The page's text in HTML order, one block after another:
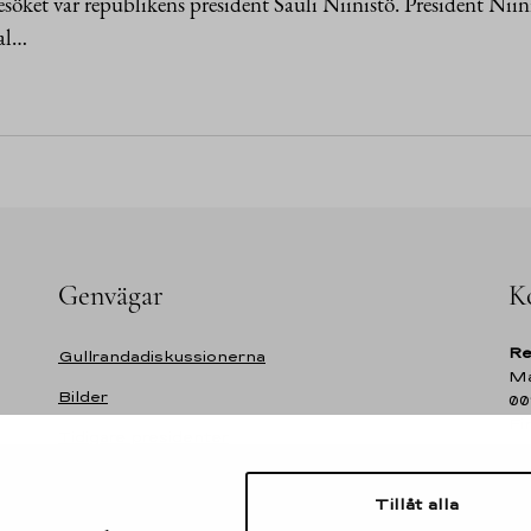
Tillåt alla
Genvägar
Gullrandadiskussionerna
Bilder
Självständighetsdagens festmottagning